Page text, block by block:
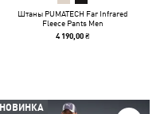
Штаны PUMATECH Far Infrared
Fleece Pants Men
4 190,00 ₴
НОВИНКА